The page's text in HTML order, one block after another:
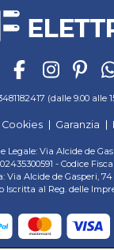
(dalle 9.00 alle
Cookies Garanzia
Legale: Via Alcide de
- Codice
Via Alcide de Gasperi, 74
Iscritta al Reg. delle